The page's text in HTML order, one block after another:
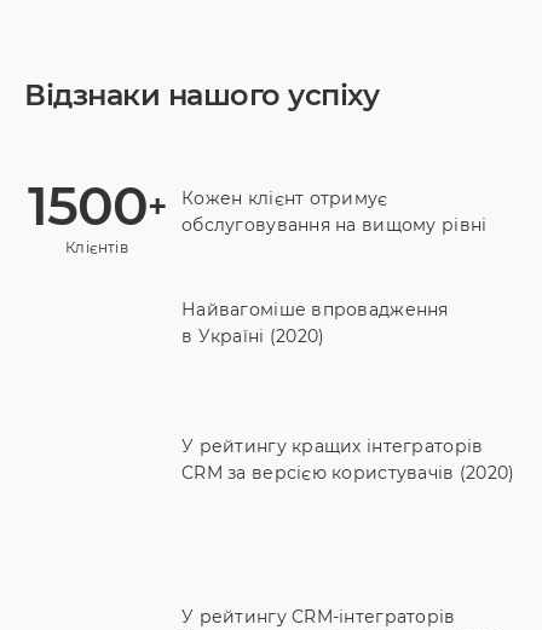
Відзнаки нашого успіху
1500+
Клієнтів
Кожен клієнт отримує
обслуговування на вищому рівні
У рейтингу кращих інтеграторів
CRM за версією користувачів (2020)
Найвагоміше впровадження
в Україні (2020)
У рейтингу CRM-інтеграторів